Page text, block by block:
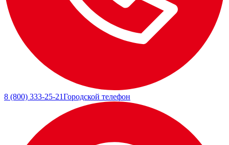
8 (800) 333-25-21Городской телефон